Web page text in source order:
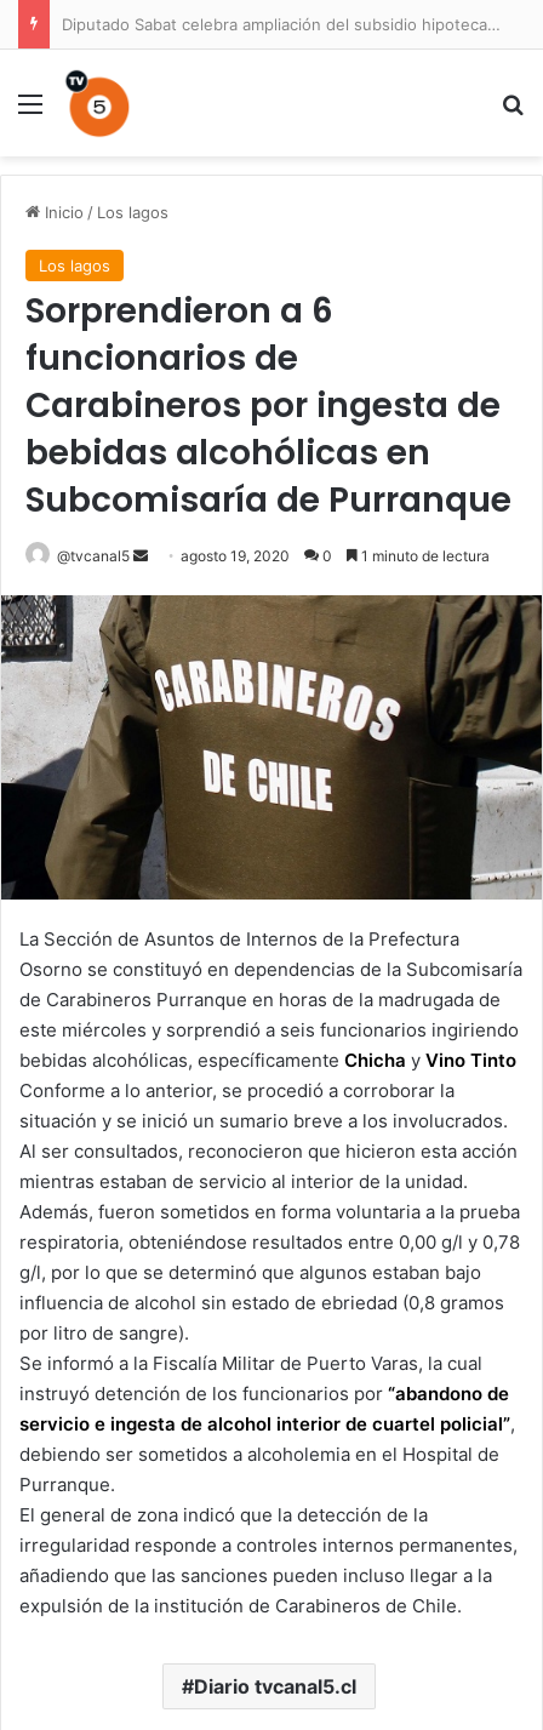
Diputado Sabat celebra ampliación del subsidio hipotecario con viviendas de hasta 6.000 UF
Menú
Inicio / Los lagos
Los lagos
Sorprendieron a 6
funcionarios de
Carabineros por ingesta de
bebidas alcohólicas en
Subcomisaría de Purranque
@tvcanal5
Send
email
agosto 19, 2020 0 1 minuto de lectura
La Sección de Asuntos de Internos de la Prefectura
Osorno se constituyó en dependencias de la Subcomisaría
de Carabineros Purranque en horas de la madrugada de
este miércoles y sorprendió a seis funcionarios ingiriendo
bebidas alcohólicas, específicamente Chicha y Vino Tinto
Conforme a lo anterior, se procedió a corroborar la
situación y se inició un sumario breve a los involucrados.
Al ser consultados, reconocieron que hicieron esta acción
mientras estaban de servicio al interior de la unidad.
Además, fueron sometidos en forma voluntaria a la prueba
respiratoria, obteniéndose resultados entre 0,00 g/l y 0,78
g/l, por lo que se determinó que algunos estaban bajo
influencia de alcohol sin estado de ebriedad (0,8 gramos
por litro de sangre).
Se informó a la Fiscalía Militar de Puerto Varas, la cual
instruyó detención de los funcionarios por “abandono de
servicio e ingesta de alcohol interior de cuartel policial”,
debiendo ser sometidos a alcoholemia en el Hospital de
Purranque.
El general de zona indicó que la detección de la
irregularidad responde a controles internos permanentes,
añadiendo que las sanciones pueden incluso llegar a la
expulsión de la institución de Carabineros de Chile.
Diario tvcanal5.cl